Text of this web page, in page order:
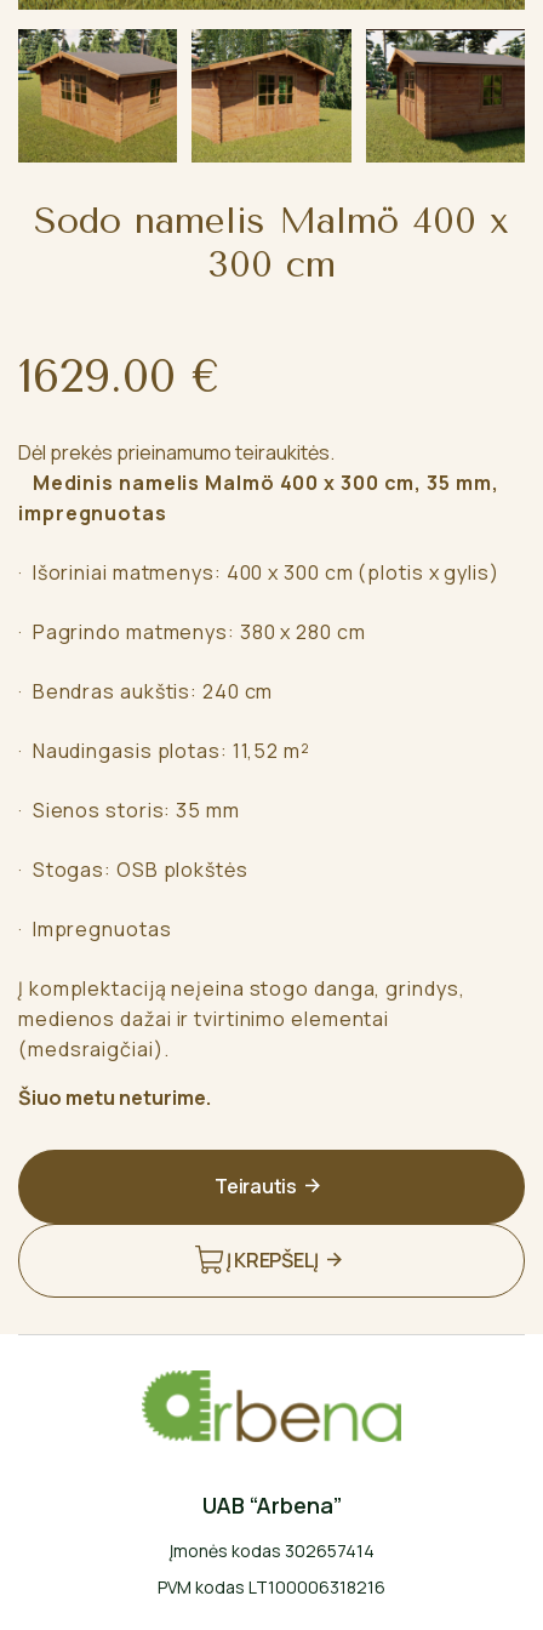
Sodo namelis Malmö 400 x
300 cm
1629.00 €
Dėl prekės prieinamumo teiraukitės.
Medinis namelis Malmö 400 x 300 cm, 35 mm,
impregnuotas
· Išoriniai matmenys: 400 x 300 cm (plotis x gylis)
· Pagrindo matmenys: 380 x 280 cm
· Bendras aukštis: 240 cm
· Naudingasis plotas: 11,52 m²
· Sienos storis: 35 mm
· Stogas: OSB plokštės
· Impregnuotas
Į komplektaciją neįeina stogo danga, grindys,
medienos dažai ir tvirtinimo elementai
(medsraigčiai).
Šiuo metu neturime.
Teirautis
Į KREPŠELĮ
UAB “Arbena”
Įmonės kodas 302657414
PVM kodas LT100006318216